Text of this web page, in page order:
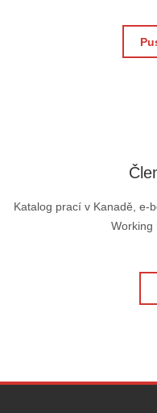
Katalog prací v Kanadě, e-
Working